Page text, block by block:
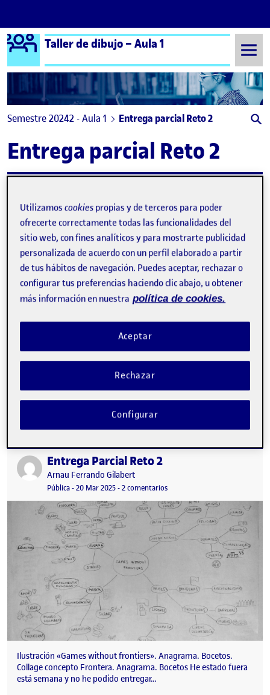
Saltar al contenido
Logo Ágora
Taller de dibujo – Aula 1
Semestre 20242 - Aula 1 Entrega parcial Reto 2
Entrega parcial Reto 2
Visibilidad:
Pública-Fecha de publicación
20 Mar 202524 abril, 2025 3:50 pm
-comentarioen Flash 2 – Dibuja con palabras
Dibujar con palabras Límite Estas son algunas ideas que estuve
bocetando. El ejercicio tiene que ver, en parte, con la creación
de…
Publicado porEntrega Parcial Reto 2
Publicado por
Arnau Ferrando Gilabert
Visibilidad:
Pública-Fecha de publicación
20 Mar 202523 marzo, 2025 10:35 am
-2 comentariosen Entrega Parcial Reto 2
Ilustración «Games without frontiers». Anagrama. Bocetos.
Collage concepto Frontera. Anagrama. Bocetos He estado fuera
está semana y no he podido entregar…
Utilizamoscookies propias y de terceros para poder
ofrecerte correctamente todas las funcionalidades del
sitio web, con fines analíticos y para mostrarte publicidad
personalizada de acuerdo con un perfil elaborado a partir
de tus hábitos de navegación. Puedes aceptar, rechazar o
configurar tus preferencias haciendo clic abajo, u obtener
más información en nuestra política de cookies.
Rechazar
Aceptar
Configurar